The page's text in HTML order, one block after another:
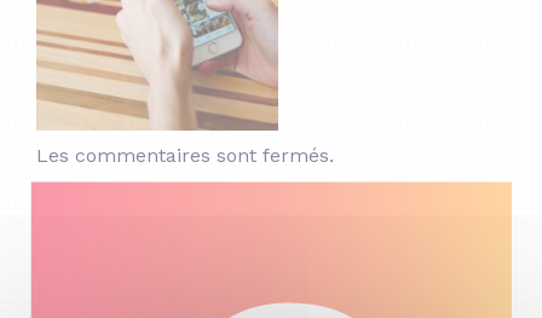
Les commentaires sont fermés.